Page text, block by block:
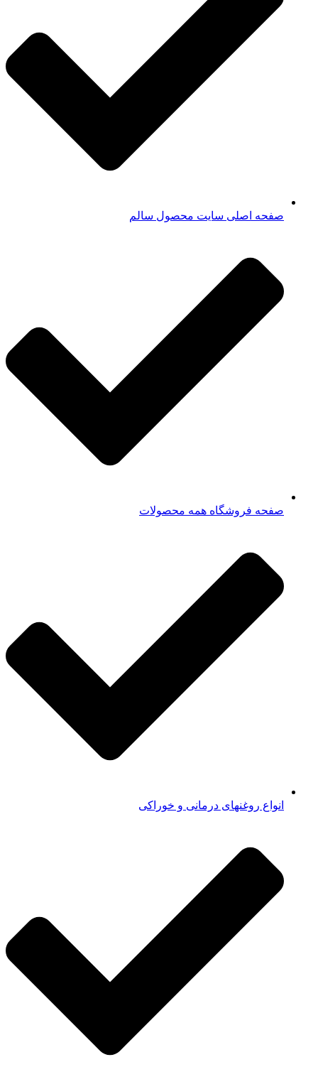
صفحه اصلی سایت محصول سالم
صفحه فروشگاه همه محصولات​
انواع روغنهای درمانی و خوراکی